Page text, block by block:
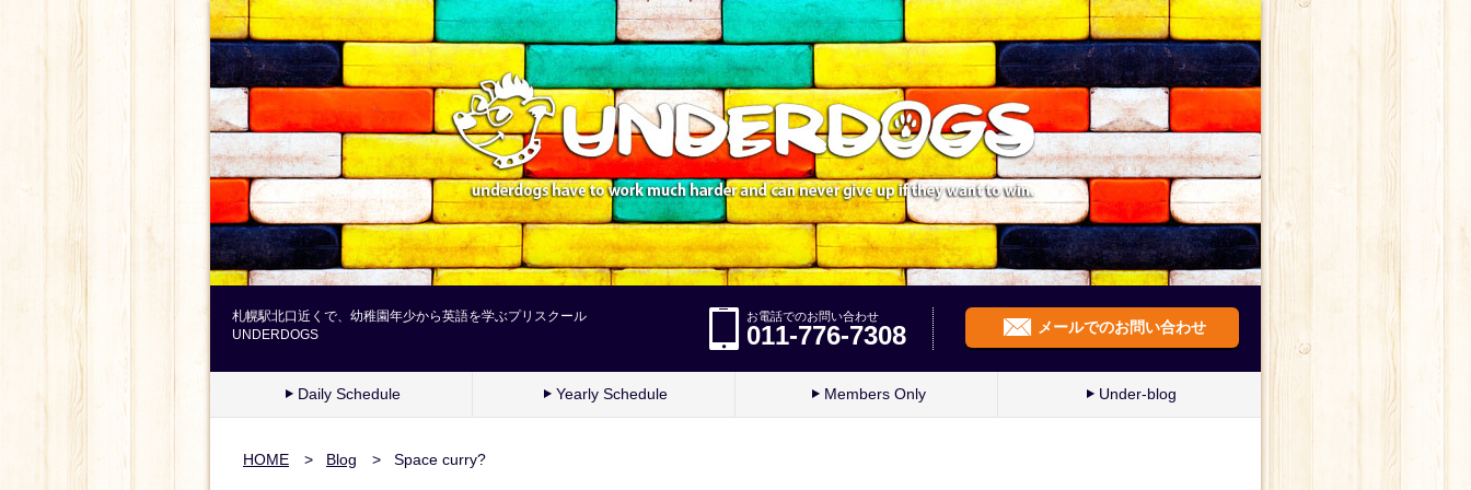
札幌駅北口近くで、幼稚園年少から英語を学ぶプリスクール
UNDERDOGS
お電話でのお問い合わせ
011-776-7308 メールでのお問い合わせ
Daily Schedule Yearly Schedule Members Only Under-blog
HOME > Blog > Space curry?